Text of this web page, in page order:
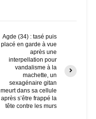
Agde (34) : tasé puis
placé en garde à vue
après une
interpellation pour
vandalisme à la
machette, un
sexagénaire gitan
meurt dans sa cellule
après s’être frappé la
tête contre les murs